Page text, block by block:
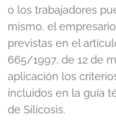
o los trabajadores
mismo, el
previstas en el
665/1997, de 12 de
aplicación los
incluidos en la guía
de Silicosis.